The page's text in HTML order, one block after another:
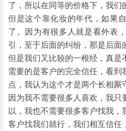
了，所以在同等的价格下，我们
但是这个靠化妆的年代，如果
了。因为有很多人就是看外表
引，至于后面的纠纷，那是后面
但是我们又比较的一根经，真是
需要的是客户的完全信任，看到
点，我认为这个才是两个长相厮
因为我不需要很多人喜欢，我
以，我也不需要很多客户找我，
客户找我们就行，我们相互信任